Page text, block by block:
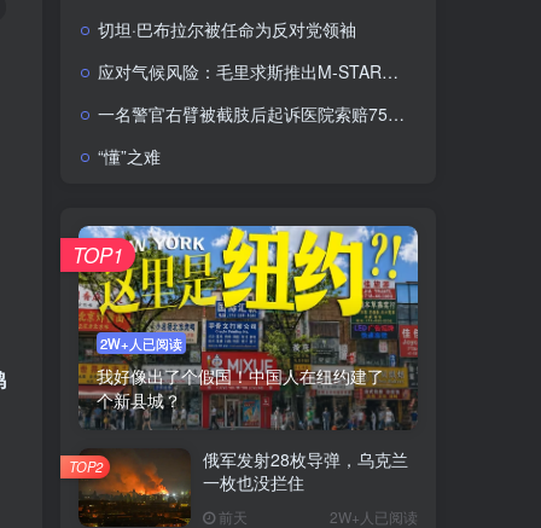
切坦·巴布拉尔被任命为反对党领袖
应对气候风险：毛里求斯推出M-STAR地理空间平台
一名警官右臂被截肢后起诉医院索赔7500多万卢比
“懂”之难
2W+人已阅读
我好像出了个假国！中国人在纽约建了
个新县城？
TOP1
俄军发射28枚导弹，乌克兰
一枚也没拦住
前天 2W+人已阅读
TOP2